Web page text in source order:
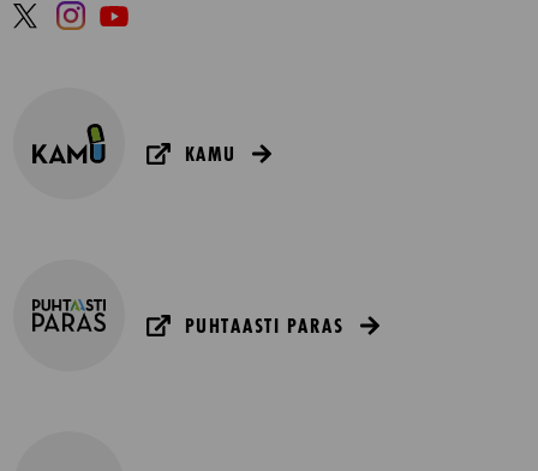
KAMU
PUHTAASTI PARAS